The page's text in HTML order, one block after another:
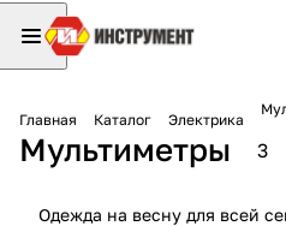
Главная Каталог Электрика
Мультиметры 3
Одежда на весну для всей